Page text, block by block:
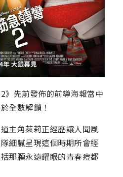
》先前發佈的前導海報當中
全數解鎖！
主角萊莉正經歷讓人聞風
細膩呈現這個時期所會經
那顆永遠耀眼的青春痘都